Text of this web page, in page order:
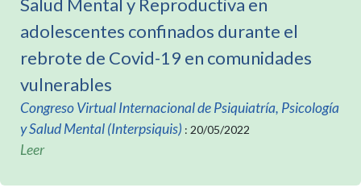
adolescentes confinados durante el
rebrote de Covid-19 en comunidades
vulnerables
Congreso Virtual Internacional de Psiquiatría, Psicología
y Salud Mental (Interpsiquis) : 20/05/2022
Leer